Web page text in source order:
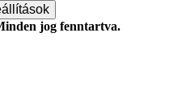
jog fenntartva.